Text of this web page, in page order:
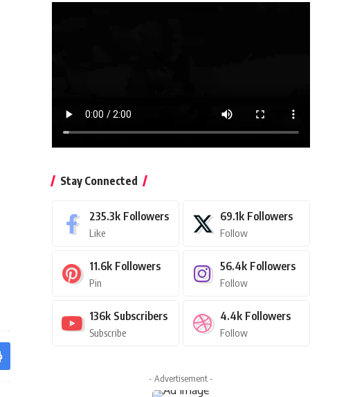
Stay Connected
235.3k Followers
Like
69.1k Followers
Follow
11.6k Followers
Pin
56.4k Followers
Follow
136k Subscribers
Subscribe
4.4k Followers
Follow
- Advertisement -